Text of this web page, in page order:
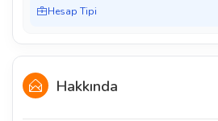
Hesap Tipi
Hakkında